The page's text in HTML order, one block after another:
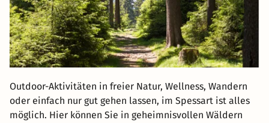
Outdoor-Aktivitäten in freier Natur, Wellness, Wandern
oder einfach nur gut gehen lassen, im Spessart ist alles
möglich. Hier können Sie in geheimnisvollen Wäldern